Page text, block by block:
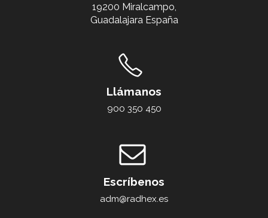
19200 Miralcampo,
Guadalajara España
Llámanos
900 350 450
Escríbenos
adm@radhex.es